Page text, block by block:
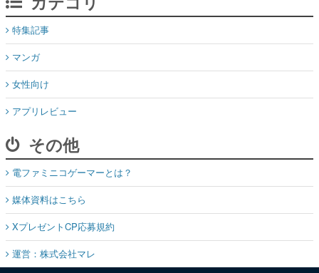
特集記事
マンガ
女性向け
アプリレビュー
その他
電ファミニコゲーマーとは？
媒体資料はこちら
XプレゼントCP応募規約
運営：株式会社マレ